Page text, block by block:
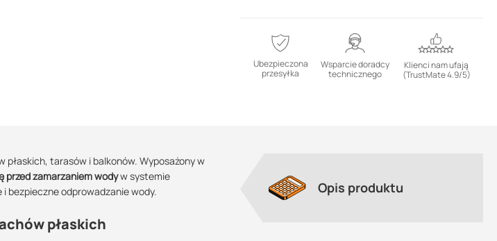
Ubezpieczona
przesyłka
Wsparcie doradcy
technicznego
Klienci nam ufają
(TrustMate 4.9/5)
tarasów i balkonów. Wyposażony w
przed zamarzaniem wodyw systemie
bezpieczne odprowadzanie wody.
płaskich
wątpliwości?
Opis produktu